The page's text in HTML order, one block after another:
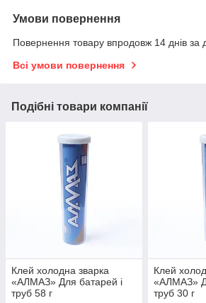
Умови повернення
Повернення товару впродовж 14 днів за
Всі умови повернення
Подібні товари компанії
Клей холодна зварка
«АЛМАЗ» Для батарей і
труб 58 г
Клей
«АЛМАЗ»
труб 30 г